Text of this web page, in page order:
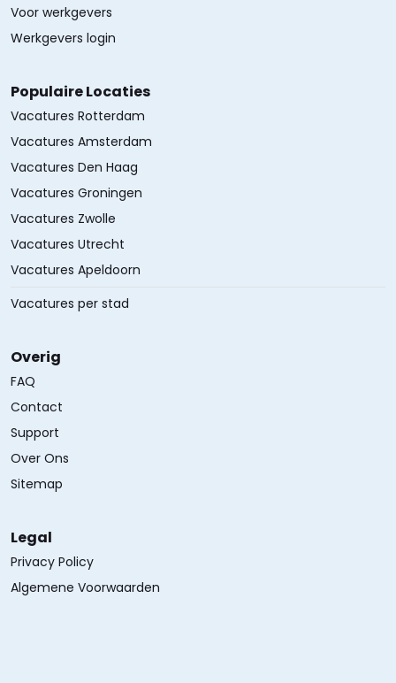
Voor werkgevers
Werkgevers login
Populaire Locaties
Vacatures Rotterdam
Vacatures Amsterdam
Vacatures Den Haag
Vacatures Groningen
Vacatures Zwolle
Vacatures Utrecht
Vacatures Apeldoorn
Vacatures per stad
Overig
FAQ
Contact
Support
Over Ons
Sitemap
Legal
Privacy Policy
Algemene Voorwaarden